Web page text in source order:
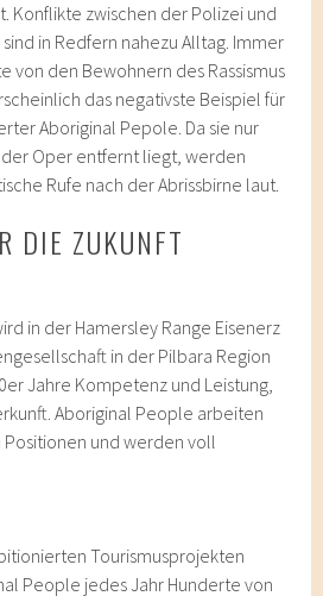
Konflikte zwischen der Polizei und
in Redfern nahezu Alltag. Immer
von den Bewohnern des Rassismus
das negativste Beispiel für
Aboriginal Pepole. Da sie nur
Oper entfernt liegt, werden
Rufe nach der Abrissbirne laut.
DIE ZUKUNFT
in der Hamersley Range Eisenerz
in der Pilbara Region
Jahre Kompetenz und Leistung,
Aboriginal People arbeiten
und werden voll
Tourismusprojekten
People jedes Jahr Hunderte von